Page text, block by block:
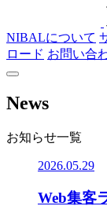
NIBALについて
ロード お問い合
News
お知らせ一覧
2026.05.29
Web集客